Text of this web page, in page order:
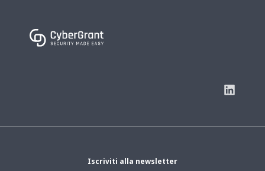
Iscriviti alla newsletter